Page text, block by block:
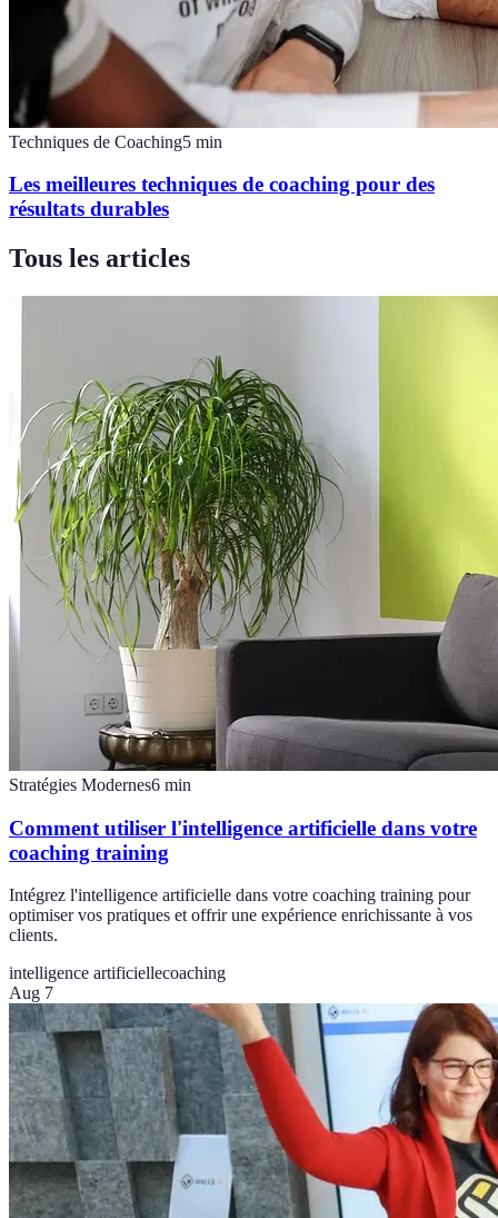
Techniques de Coaching5 min
Les meilleures techniques de coaching pour des
résultats durables
Tous les articles
Stratégies Modernes6 min
Comment utiliser l'intelligence artificielle dans votre
coaching training
Intégrez l'intelligence artificielle dans votre coaching training pour
optimiser vos pratiques et offrir une expérience enrichissante à vos
clients.
intelligence artificiellecoaching
Aug 7